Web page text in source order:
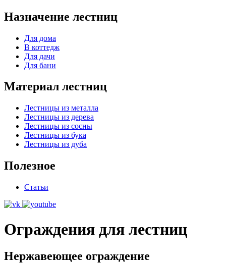
Назначение лестниц
Для дома
В коттедж
Для дачи
Для бани
Материал лестниц
Лестницы из металла
Лестницы из дерева
Лестницы из сосны
Лестницы из бука
Лестницы из дуба
Полезное
Статьи
Ограждения для лестниц
Нержавеющее ограждение